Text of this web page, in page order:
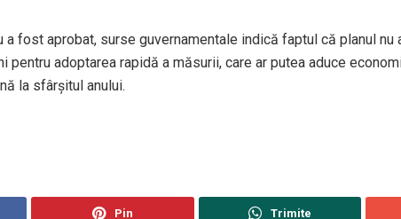
a fost aprobat, surse guvernamentale indică faptul că planul nu
pentru adoptarea rapidă a măsurii, care ar putea aduce
la sfârșitul anului.
Pin Trimite